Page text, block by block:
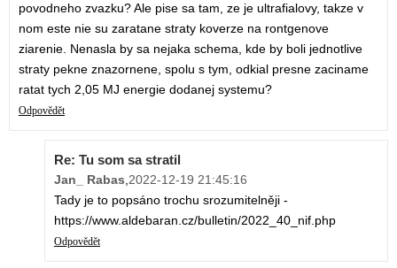
povodneho zvazku? Ale pise sa tam, ze je ultrafialovy, takze v
nom este nie su zaratane straty koverze na rontgenove
ziarenie. Nenasla by sa nejaka schema, kde by boli jednotlive
straty pekne znazornene, spolu s tym, odkial presne zaciname
ratat tych 2,05 MJ energie dodanej systemu?
Odpovědět
Re: Tu som sa stratil
Jan_ Rabas 2022-12-19 21:45:16
Tady je to popsáno trochu srozumitelněji -
https://www.aldebaran.cz/bulletin/2022_40_nif.php
Odpovědět